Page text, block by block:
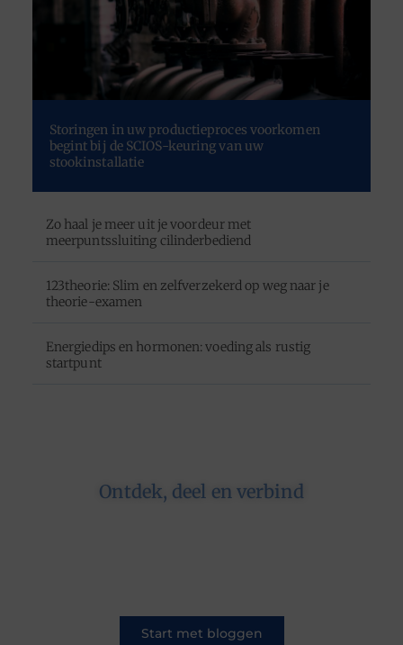
Storingen in uw productieproces voorkomen
begint bij de SCIOS-keuring van uw
stookinstallatie
Zo haal je meer uit je voordeur met
meerpuntssluiting cilinderbediend
123theorie: Slim en zelfverzekerd op weg naar je
theorie-examen
Energiedips en hormonen: voeding als rustig
startpunt
Ontdek, deel en verbind
Start met bloggen